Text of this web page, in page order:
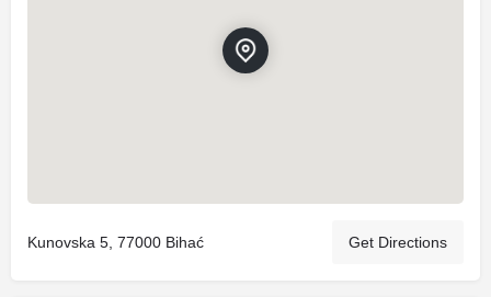
Kunovska 5, 77000 Bihać Get Directions